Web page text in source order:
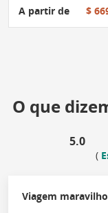
A partir de $
O que
5.0
(
Viagem